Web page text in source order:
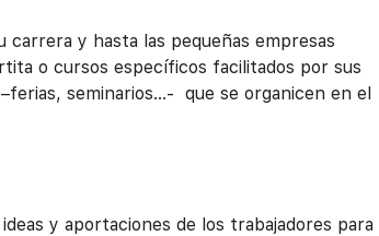
carrera y hasta las pequeñas empresas
o cursos específicos facilitados por sus
seminarios…- que se organicen en el
y aportaciones de los trabajadores para